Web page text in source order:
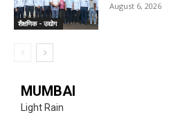
शैक्षणिक - उद्योग
August 6, 2026
MUMBAI
Light Rain